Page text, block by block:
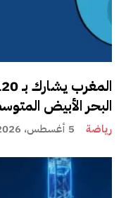
البحر الأبيض المتوسط
رياضة 5 أغسطس، 2026